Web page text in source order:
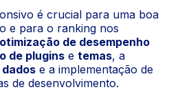
é crucial para uma boa
e para o ranking nos
otimização de desempenho
de plugins etemas, a
e a implementação de
de desenvolvimento.